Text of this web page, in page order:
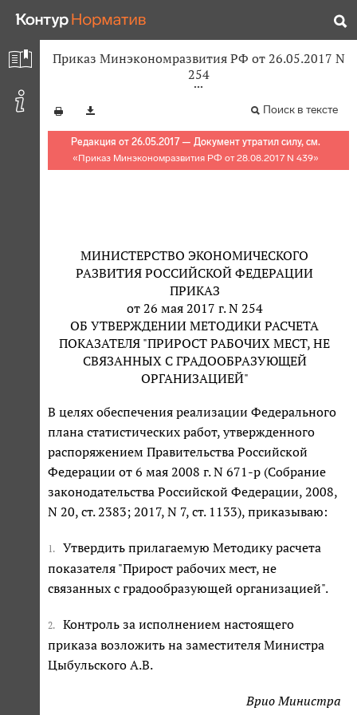
Приказ Минэкономразвития РФ от 26.05.2017 N
254
Поиск в тексте
Редакция от 26.05.2017 — Документ утратил силу, см.
«Приказ Минэкономразвития РФ от 28.08.2017 N 439»
МИНИСТЕРСТВО ЭКОНОМИЧЕСКОГО
РАЗВИТИЯ РОССИЙСКОЙ ФЕДЕРАЦИИ
ПРИКАЗ
от 26 мая 2017 г. N 254
ОБ УТВЕРЖДЕНИИ МЕТОДИКИ РАСЧЕТА
ПОКАЗАТЕЛЯ "ПРИРОСТ РАБОЧИХ МЕСТ, НЕ
СВЯЗАННЫХ С ГРАДООБРАЗУЮЩЕЙ
ОРГАНИЗАЦИЕЙ"
В целях обеспечения реализации Федерального
плана статистических работ, утвержденного
распоряжением Правительства Российской
Федерации от 6 мая 2008 г. N 671-р (Собрание
законодательства Российской Федерации, 2008,
N 20, ст. 2383; 2017, N 7, ст. 1133), приказываю:
1.
Утвердить прилагаемую Методику расчета
показателя "Прирост рабочих мест, не
связанных с градообразующей организацией".
2.
Контроль за исполнением настоящего
приказа возложить на заместителя Министра
Цыбульского А.В.
Врио Министра